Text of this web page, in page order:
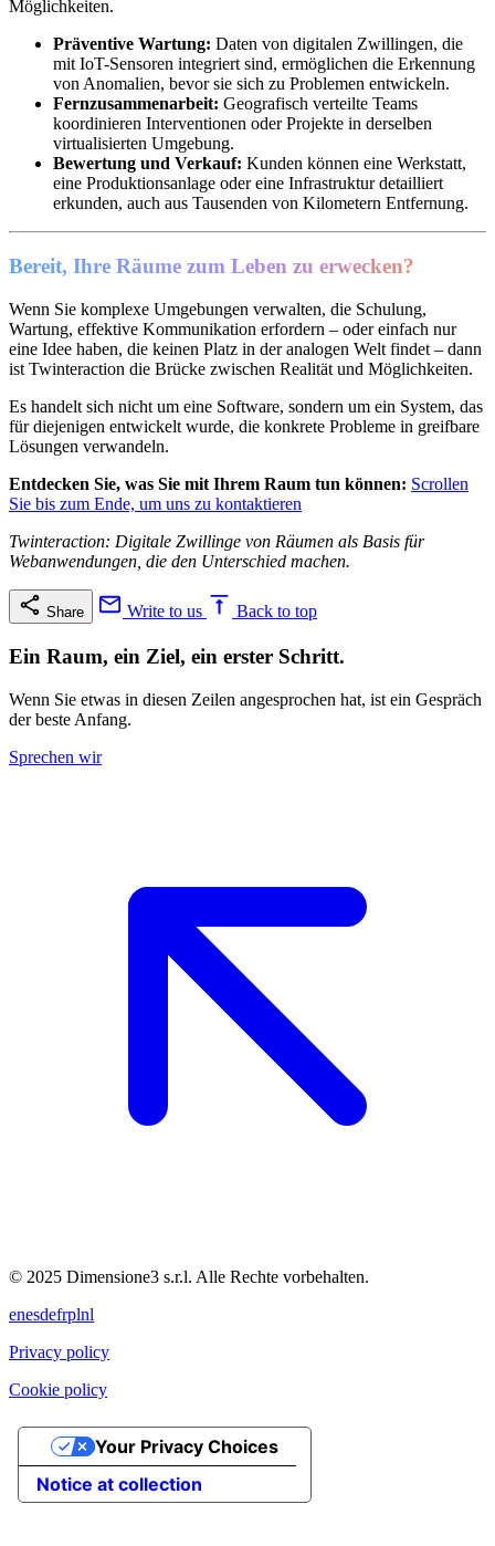
Möglichkeiten.
Präventive Wartung: Daten von digitalen Zwillingen, die
mit IoT-Sensoren integriert sind, ermöglichen die Erkennung
von Anomalien, bevor sie sich zu Problemen entwickeln.
Fernzusammenarbeit: Geografisch verteilte Teams
koordinieren Interventionen oder Projekte in derselben
virtualisierten Umgebung.
Bewertung und Verkauf: Kunden können eine Werkstatt,
eine Produktionsanlage oder eine Infrastruktur detailliert
erkunden, auch aus Tausenden von Kilometern Entfernung.
Bereit, Ihre Räume zum Leben zu erwecken?
Wenn Sie komplexe Umgebungen verwalten, die Schulung,
Wartung, effektive Kommunikation erfordern – oder einfach nur
eine Idee haben, die keinen Platz in der analogen Welt findet – dann
ist Twinteraction die Brücke zwischen Realität und Möglichkeiten.
Es handelt sich nicht um eine Software, sondern um ein System, das
für diejenigen entwickelt wurde, die konkrete Probleme in greifbare
Lösungen verwandeln.
Entdecken Sie, was Sie mit Ihrem Raum tun können: Scrollen
Sie bis zum Ende, um uns zu kontaktieren
Twinteraction: Digitale Zwillinge von Räumen als Basis für
Webanwendungen, die den Unterschied machen.
Share Write to us Back to top
Ein Raum, ein Ziel, ein erster Schritt.
Wenn Sie etwas in diesen Zeilen angesprochen hat, ist ein Gespräch
der beste Anfang.
Sprechen wir
© 2025 Dimensione3 s.r.l. Alle Rechte vorbehalten.
enesdefrplnl
Privacy policy
Cookie policy
Notice at collection
Your Privacy Choices